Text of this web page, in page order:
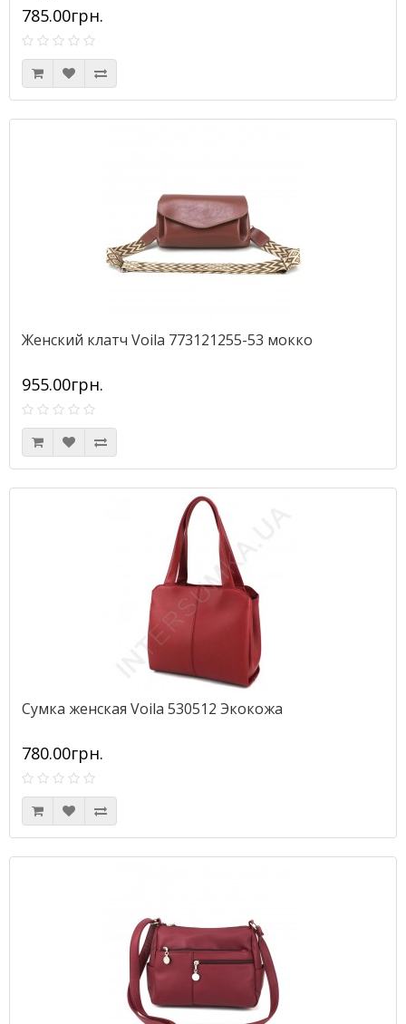
785.00грн.
Женский клатч Voila 773121255-53 мокко
955.00грн.
Сумка женская Voila 530512 Экокожа
780.00грн.